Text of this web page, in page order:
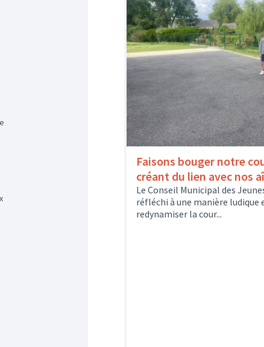
Faisons bouger notre
créant du lien avec nos
Le Conseil Municipal des
réfléchi à une manière ludique
redynamiser la cour...